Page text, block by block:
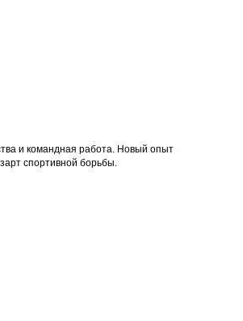
и командная работа. Новый опыт
спортивной борьбы.